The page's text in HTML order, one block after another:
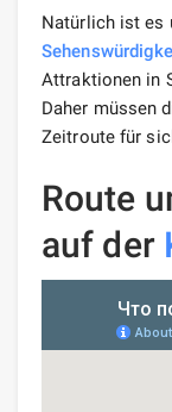
Natürlich ist es
Attraktionen in
Daher müssen
Zeitroute für
Route
auf der